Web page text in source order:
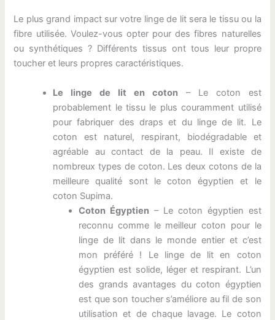
Le plus grand impact sur votre linge de lit sera le tissu ou la
fibre utilisée. Voulez-vous opter pour des fibres naturelles
ou synthétiques ? Différents tissus ont tous leur propre
toucher et leurs propres caractéristiques.
Le linge de lit en coton– Le coton est
probablement le tissu le plus couramment utilisé
pour fabriquer des draps et du linge de lit. Le
coton est naturel, respirant, biodégradable et
agréable au contact de la peau. Il existe de
nombreux types de coton. Les deux cotons de la
meilleure qualité sont le coton égyptien et le
coton Supima.
Coton Égyptien – Le coton égyptien est
reconnu comme le meilleur coton pour le
linge de lit dans le monde entier et c’est
mon préféré ! Le linge de lit en coton
égyptien est solide, léger et respirant. L’un
des grands avantages du coton égyptien
est que son toucher s’améliore au fil de son
utilisation et de chaque lavage. Le coton